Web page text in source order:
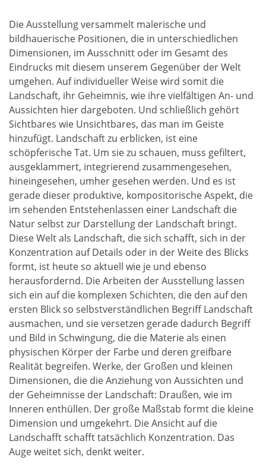
Die Ausstellung versammelt malerische und
bildhauerische Positionen, die in unterschiedlichen
Dimensionen, im Ausschnitt oder im Gesamt des
Eindrucks mit diesem unserem Gegenüber der Welt
umgehen. Auf individueller Weise wird somit die
Landschaft, ihr Geheimnis, wie ihre vielfältigen An- und
Aussichten hier dargeboten. Und schließlich gehört
Sichtbares wie Unsichtbares, das man im Geiste
hinzufügt. Landschaft zu erblicken, ist eine
schöpferische Tat. Um sie zu schauen, muss gefiltert,
ausgeklammert, integrierend zusammengesehen,
hineingesehen, umher gesehen werden. Und es ist
gerade dieser produktive, kompositorische Aspekt, die
im sehenden Entstehenlassen einer Landschaft die
Natur selbst zur Darstellung der Landschaft bringt.
Diese Welt als Landschaft, die sich schafft, sich in der
Konzentration auf Details oder in der Weite des Blicks
formt, ist heute so aktuell wie je und ebenso
herausfordernd. Die Arbeiten der Ausstellung lassen
sich ein auf die komplexen Schichten, die den auf den
ersten Blick so selbstverständlichen Begriff Landschaft
ausmachen, und sie versetzen gerade dadurch Begriff
und Bild in Schwingung, die die Materie als einen
physischen Körper der Farbe und deren greifbare
Realität begreifen. Werke, der Großen und kleinen
Dimensionen, die die Anziehung von Aussichten und
der Geheimnisse der Landschaft: Draußen, wie im
Inneren enthüllen. Der große Maßstab formt die kleine
Dimension und umgekehrt. Die Ansicht auf die
Landschafft schafft tatsächlich Konzentration. Das
Auge weitet sich, denkt weiter.